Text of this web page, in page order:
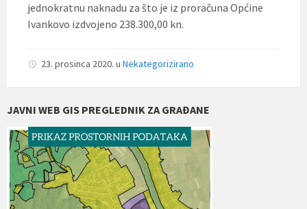
jednokratnu naknadu za što je iz proračuna Općine
Ivankovo izdvojeno 238.300,00 kn.
23. prosinca 2020. u Nekategorizirano
JAVNI WEB GIS PREGLEDNIK ZA GRAĐANE